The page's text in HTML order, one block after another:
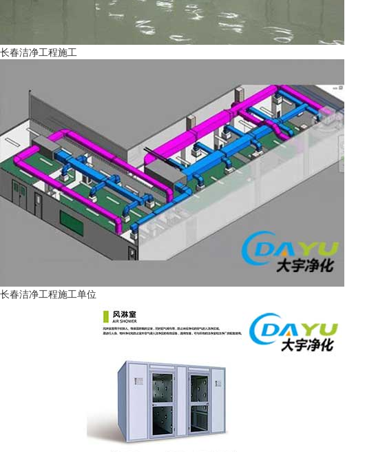
长春洁净工程施工
长春洁净工程施工单位